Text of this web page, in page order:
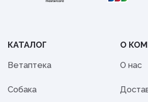
КАТАЛОГ
Ветаптека
Собака
О
О нас